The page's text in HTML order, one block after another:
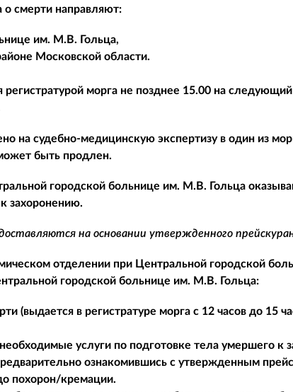
о смерти направляют:
им. М.В. Гольца,
Московской области.
морга не позднее 15.00 на
на судебно-медицинскую экспертизу в один из
быть продлен.
городской больнице им. М.В. Гольца
захоронению.
на основании утвержденного
отделении при Центральной городской
городской больнице им. М.В. Гольца:
(выдается в регистратуре морга с 12 часов до 15
услуги по подготовке тела умершего к
ознакомившись с утвержденным
похорон/кремации.